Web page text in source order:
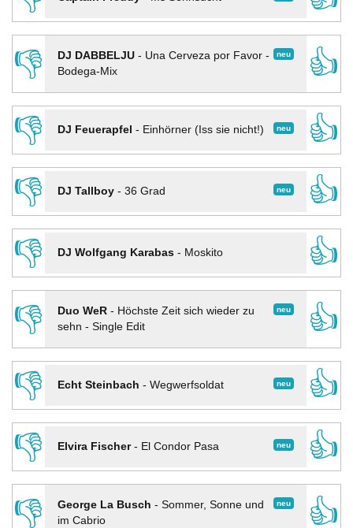
👎
neu
DJ DABBELJU- Una Cerveza por Favor -
Bodega-Mix
👍
👎
neu
DJ Feuerapfel - Einhörner (Iss sie nicht!)
👍
👎
neu
DJ Tallboy- 36 Grad
👍
👎
DJ Wolfgang Karabas- Moskito
👍
👎
neu
Duo WeR- Höchste Zeit sich wieder zu
sehn - Single Edit
👍
👎
neu
Echt Steinbach - Wegwerfsoldat
👍
👎
neu
Elvira Fischer- El Condor Pasa
👍
👎
neu
George La Busch - Sommer, Sonne und
im Cabrio
👍